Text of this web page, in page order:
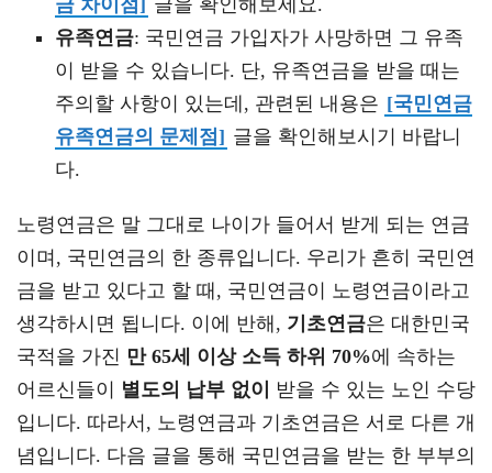
금 차이점]
글을 확인해보세요.
유족연금: 국민연금 가입자가 사망하면 그 유족
이 받을 수 있습니다. 단, 유족연금을 받을 때는
주의할 사항이 있는데, 관련된 내용은 [국민연금
유족연금의 문제점] 글을 확인해보시기 바랍니
다.
노령연금은 말 그대로 나이가 들어서 받게 되는 연금
이며, 국민연금의 한 종류입니다. 우리가 흔히 국민연
금을 받고 있다고 할 때, 국민연금이 노령연금이라고
생각하시면 됩니다. 이에 반해, 기초연금은 대한민국
국적을 가진 만 65세 이상 소득 하위 70%에 속하는
어르신들이 별도의 납부 없이
받을 수 있는 노인 수당
입니다. 따라서, 노령연금과 기초연금은 서로 다른 개
념입니다. 다음 글을 통해 국민연금을 받는 한 부부의